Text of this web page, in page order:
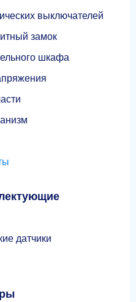
выключателей
замок
шкафа
датчики